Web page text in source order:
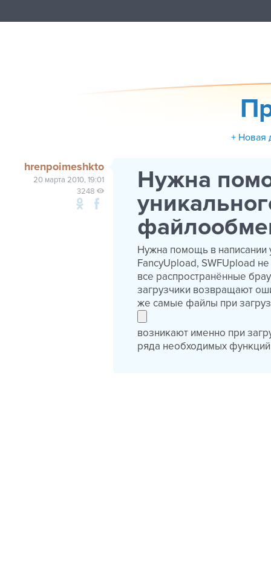
+ Новая
hrenpoimeshkto
20 марта 2010, 19:01
3248
Нужна
Нужна помощь в написании
FancyUpload, SWFUpload
все распространённые
загрузчики возвращают
же самые файлы при
возникают именно при
ряда необходимых